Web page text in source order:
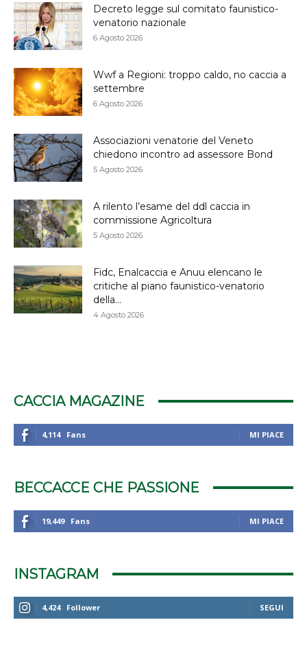
Decreto legge sul comitato faunistico-
venatorio nazionale
6 Agosto 2026
Wwf a Regioni: troppo caldo, no caccia a
settembre
6 Agosto 2026
Associazioni venatorie del Veneto
chiedono incontro ad assessore Bond
5 Agosto 2026
A rilento l’esame del ddl caccia in
commissione Agricoltura
5 Agosto 2026
Fidc, Enalcaccia e Anuu elencano le
critiche al piano faunistico-venatorio
della...
4 Agosto 2026
CACCIA MAGAZINE
4,114 Fans MI PIACE
BECCACCE CHE PASSIONE
19,449 Fans MI PIACE
INSTAGRAM
4,424 Follower SEGUI